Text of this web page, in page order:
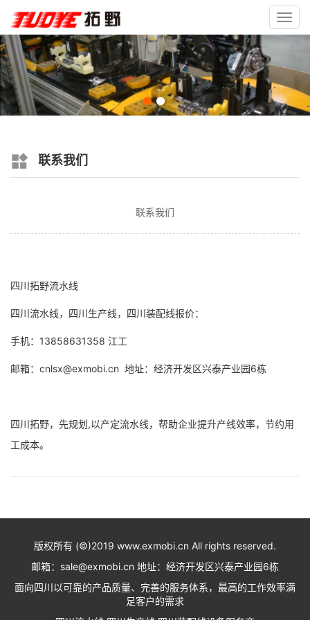
联系我们
联系我们
四川拓野流水线
四川流水线，四川生产线，四川装配线报价：
手机：13858631358 江工
邮箱：cnlsx@exmobi.cn 地址：经济开发区兴泰产业园6栋
四川拓野，先规划,以产定流水线，帮助企业提升产线效率，节约用
工成本。
版权所有 (©)2019 www.exmobi.cn All rights reserved.
邮箱：sale@exmobi.cn 地址：经济开发区兴泰产业园6栋
面向四川以可靠的产品质量、完善的服务体系，最高的工作效率满
足客户的需求